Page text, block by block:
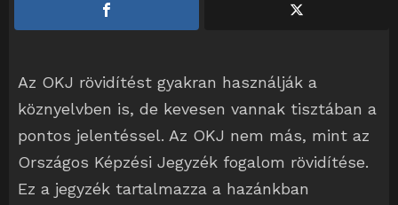
Az OKJ rövidítést gyakran használják a
köznyelvben is, de kevesen vannak tisztában a
pontos jelentéssel. Az OKJ nem más, mint az
Országos Képzési Jegyzék fogalom rövidítése.
Ez a jegyzék tartalmazza a hazánkban